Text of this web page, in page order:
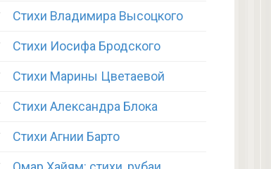
Стихи Владимира Высоцкого
Стихи Иосифа Бродского
Стихи Марины Цветаевой
Стихи Александра Блока
Стихи Агнии Барто